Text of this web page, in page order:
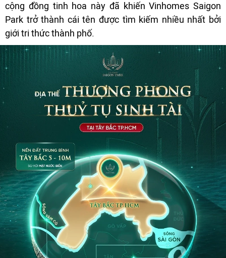
cộng đồng tinh hoa này đã khiến Vinhomes Saigon
Park trở thành cái tên được tìm kiếm nhiều nhất bởi
giới tri thức thành phố.